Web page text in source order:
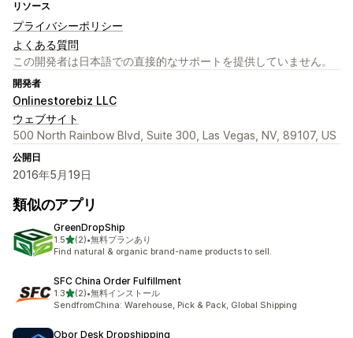
リソース
プライバシーポリシー
よくある質問
この開発者は日本語での直接的なサポートを提供していません。
開発者
Onlinestorebiz LLC
ウェブサイト
500 North Rainbow Blvd, Suite 300, Las Vegas, NV, 89107, US
公開日
2016年5月19日
類似のアプリ
GreenDropShip
1.55つ星中
(2)
合計レビュー数：2件
•無料プランあり
Find natural & organic brand-name products to sell.
SFC China Order Fulfillment
1.35つ星中
(2)
合計レビュー数：2件
•無料インストール
SendfromChina: Warehouse, Pick & Pack, Global Shipping
Obor Desk Dropshipping